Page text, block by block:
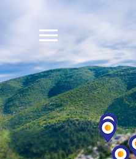
צימרים במירון
וילות נופש במירון
מסעדות ואוכל מוכן
אטרקציות בסביבה
מגזין וחדשות מירון
בית